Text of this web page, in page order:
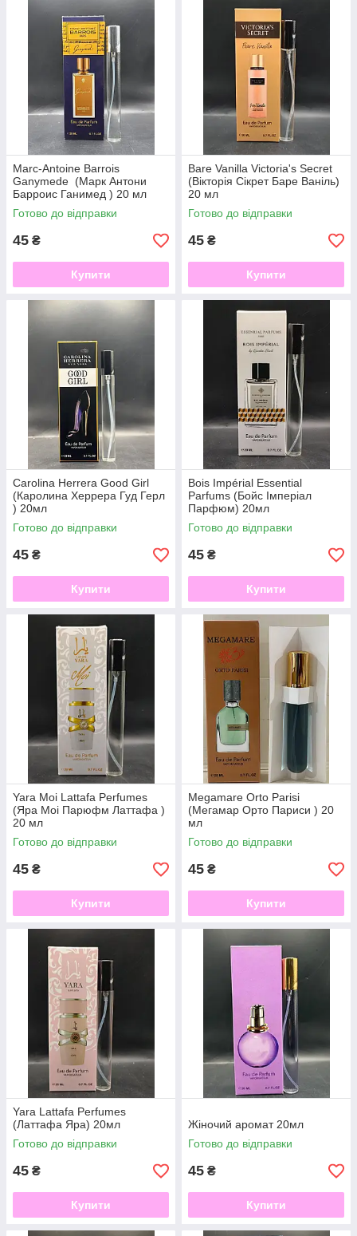
Marc-Antoine Barrois
Ganymede (Марк Антони
Барроис Ганимед ) 20 мл
Готово до відправки
45 ₴
Купити
Bare Vanilla Victoria's Secret
(Вікторія Сікрет Баре Ваніль)
20 мл
Готово до відправки
45 ₴
Купити
Carolina Herrera Good Girl
(Каролина Херрера Гуд Герл
) 20мл
Готово до відправки
45 ₴
Купити
Bois Impérial Essential
Parfums (Бойс Імперіал
Парфюм) 20мл
Готово до відправки
45 ₴
Купити
Yara Moi Lattafa Perfumes
(Яра Моі Парюфм Латтафа )
20 мл
Готово до відправки
45 ₴
Купити
Megamare Orto Parisi
(Мегамар Орто Париси ) 20
мл
Готово до відправки
45 ₴
Купити
Yara Lattafa Perfumes
(Латтафа Яра) 20мл
Готово до відправки
45 ₴
Купити
Жіночий аромат 20мл
Готово до відправки
45 ₴
Купити